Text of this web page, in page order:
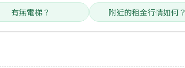
有無電梯？ 附近的租金行情如何？